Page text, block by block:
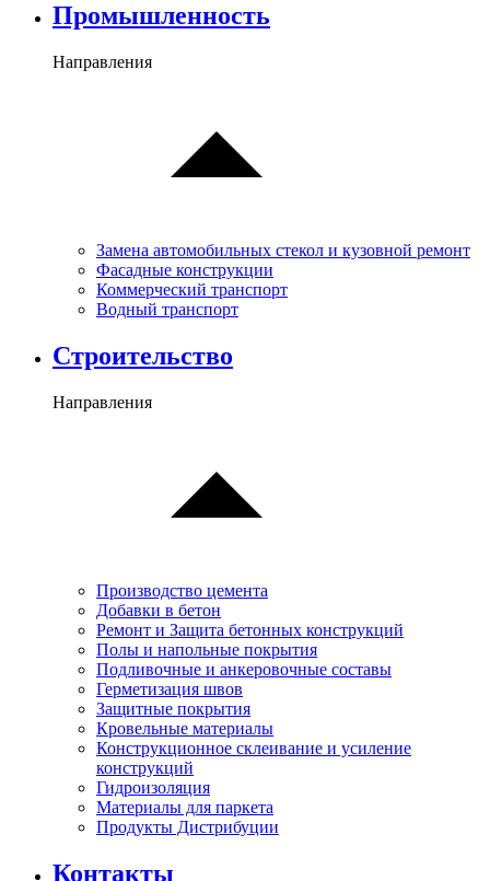
Промышленность
Направления
Замена автомобильных стекол и кузовной ремонт
Фасадные конструкции
Коммерческий транспорт
Водный транспорт
Cтроительство
Направления
Производство цемента
Добавки в бетон
Ремонт и Защита бетонных конструкций
Полы и напольные покрытия
Подливочные и анкеровочные составы
Герметизация швов
Защитные покрытия
Кровельные материалы
Конструкционное склеивание и усиление
конструкций
Гидроизоляция
Материалы для паркета
Продукты Дистрибуции
Контакты